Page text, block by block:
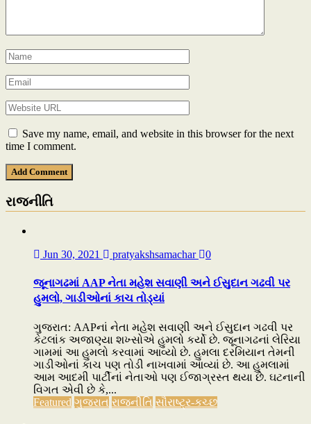
Save my name, email, and website in this browser for the next
time I comment.
રાજનીતિ
Jun 30, 2021 pratyakshsamachar 0
જૂનાગઢમાં AAP નેતા મહેશ સવાણી અને ઈસુદાન ગઢવી પર
હુમલો, ગાડીઓનાં કાચ તોડ્યાં
ગુજરાત: AAPનાં નેતા મહેશ સવાણી અને ઈસુદાન ગઢવી પર
કેટલાંક અજાણ્યા શખ્સોએ હુમલો કર્યો છે. જૂનાગઢનાં લેરિયા
ગામમાં આ હુમલો કરવામાં આવ્યો છે. હુમલા દરમિયાન તેમની
ગાડીઓનાં કાચ પણ તોડી નાખવામાં આવ્યાં છે. આ હુમલામાં
આમ આદમી પાર્ટીનાં નેતાઓ પણ ઈજાગ્રસ્ત થયા છે. ઘટનાની
વિગત એવી છે કે,...
Featured ગુજરાત રાજનીતિ સૌરાષ્ટ્ર-કચ્છ